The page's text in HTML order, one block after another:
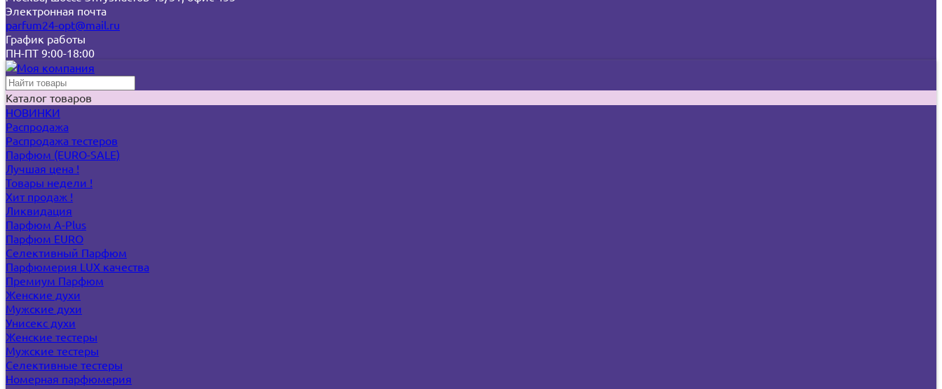
Электронная почта
parfum24-opt@mail.ru
График работы
ПН-ПТ 9:00-18:00
Каталог товаров
НОВИНКИ
Распродажа
Распродажа тестеров
Парфюм (EURO-SALE)
Лучшая цена !
Товары недели !
Хит продаж !
Ликвидация
Парфюм A-Plus
Парфюм EURO
Селективный Парфюм
Парфюмерия LUX качества
Премиум Парфюм
Женские духи
Мужские духи
Унисекс духи
Женские тестеры
Мужские тестеры
Селективные тестеры
Номерная парфюмерия